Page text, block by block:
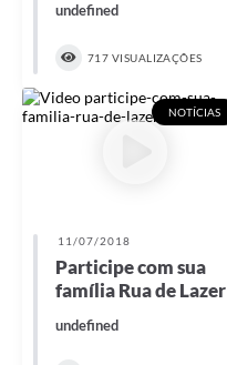
undefined
717 VISUALIZAÇÕES
NOTÍCIAS
11/07/2018
Participe com sua
família Rua de Lazer
undefined